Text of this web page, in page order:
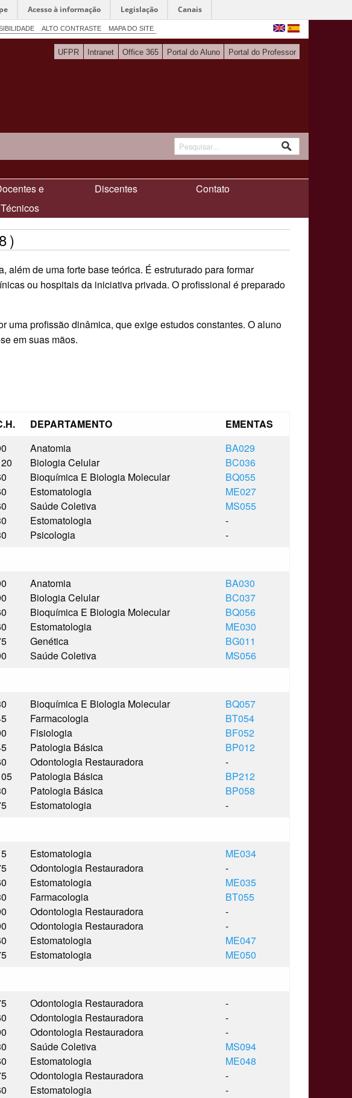
Acesso à informação Legislação Canais
ALTO CONTRASTE MAPA DO SITE
UFPR Intranet Office 365 Portal do Aluno Portal do Professor
e
Técnicos
Discentes Contato
de uma forte base teórica. É estruturado para formar
ou hospitais da iniciativa privada. O profissional é preparado
uma profissão dinâmica, que exige estudos constantes. O aluno
em suas mãos.
DEPARTAMENTO
EMENTAS
Anatomia
Biologia Celular
Bioquímica E Biologia Molecular
Estomatologia
Saúde Coletiva
Estomatologia
Psicologia
BA029
BC036
BQ055
ME027
MS055
-
-
Anatomia
Biologia Celular
Bioquímica E Biologia Molecular
Estomatologia
Genética
Saúde Coletiva
BA030
BC037
BQ056
ME030
BG011
MS056
Bioquímica E Biologia Molecular
Farmacologia
Fisiologia
Patologia Básica
Odontologia Restauradora
Patologia Básica
Patologia Básica
Estomatologia
BQ057
BT054
BF052
BP012
-
BP212
BP058
-
Estomatologia
Odontologia Restauradora
Estomatologia
Farmacologia
Odontologia Restauradora
Odontologia Restauradora
Estomatologia
Estomatologia
ME034
-
ME035
BT055
-
-
ME047
ME050
Odontologia Restauradora
Odontologia Restauradora
Odontologia Restauradora
Saúde Coletiva
Estomatologia
Odontologia Restauradora
Estomatologia
-
-
-
MS094
ME048
-
-